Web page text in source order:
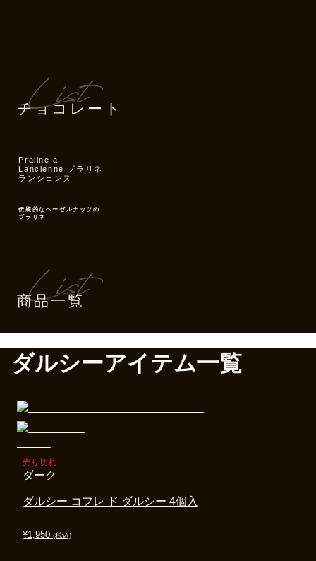
チョコレート
Praline a
Lancienne プラリネ
ランシェンヌ
伝統的なヘーゼルナッツの
プラリネ
商品一覧
ダルシーアイテム一覧
¥1,950 (税込)
売り切れ
ダルシー コフレ ド ダルシー 4個入
ダーク